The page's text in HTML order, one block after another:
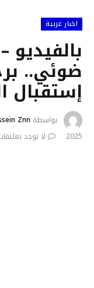
اخبار عربية
بالفيديو
ضوئي..
إستقبال
بواسطة Znn
2025
لا توجد